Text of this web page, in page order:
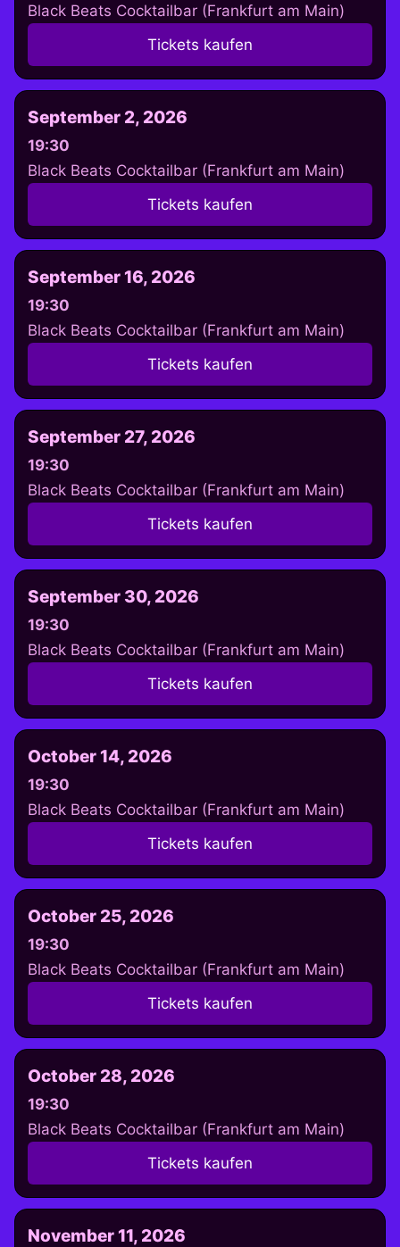
Black Beats Cocktailbar (Frankfurt am Main)
Tickets kaufen
September 2, 2026
19:30
Black Beats Cocktailbar (Frankfurt am Main)
Tickets kaufen
September 16, 2026
19:30
Black Beats Cocktailbar (Frankfurt am Main)
Tickets kaufen
September 27, 2026
19:30
Black Beats Cocktailbar (Frankfurt am Main)
Tickets kaufen
September 30, 2026
19:30
Black Beats Cocktailbar (Frankfurt am Main)
Tickets kaufen
October 14, 2026
19:30
Black Beats Cocktailbar (Frankfurt am Main)
Tickets kaufen
October 25, 2026
19:30
Black Beats Cocktailbar (Frankfurt am Main)
Tickets kaufen
October 28, 2026
19:30
Black Beats Cocktailbar (Frankfurt am Main)
Tickets kaufen
November 11, 2026